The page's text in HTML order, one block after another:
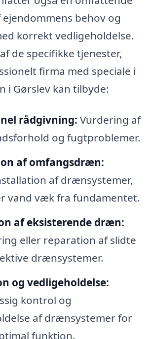
behov og
korrekt vedligeholdelse.
de specifikke tjenester,
firma med speciale i
i Gørslev kan tilbyde:
rådgivning: Vurdering af
og fugtproblemer.
af omfangsdræn:
af drænsystemer,
vand væk fra fundamentet.
af eksisterende dræn:
eller reparation af slidte
drænsystemer.
og vedligeholdelse:
kontrol og
af drænsystemer for
funktion.